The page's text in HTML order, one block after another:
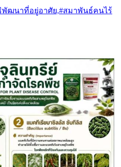
พัฒนาที่อยู่อาศัย,#สมาพันธ์คนไร้